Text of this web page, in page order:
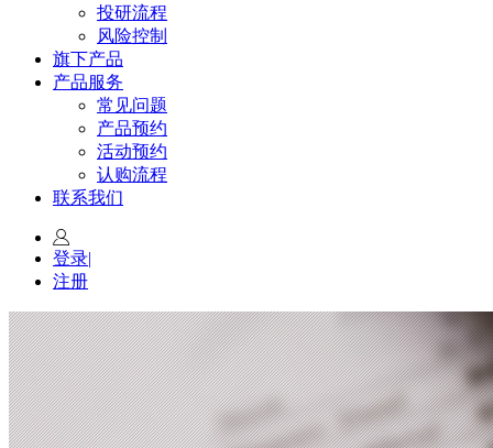
投研流程
风险控制
旗下产品
产品服务
常见问题
产品预约
活动预约
认购流程
联系我们
登录|
注册